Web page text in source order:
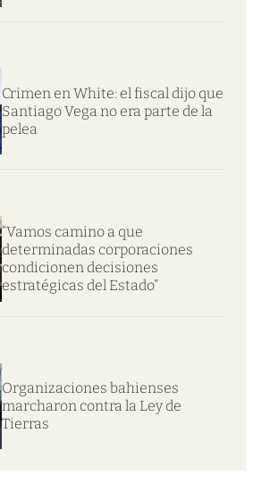
Crimen en White: el fiscal dijo que
Santiago Vega no era parte de la
pelea
“Vamos camino a que
determinadas corporaciones
condicionen decisiones
estratégicas del Estado”
Organizaciones bahienses
marcharon contra la Ley de
Tierras